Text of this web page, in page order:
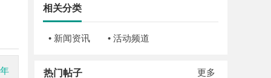
相关分类
• 新闻资讯 • 活动频道
更多
热门帖子